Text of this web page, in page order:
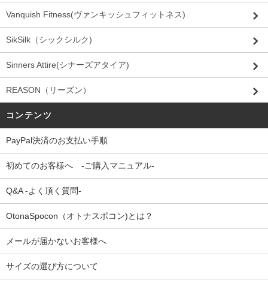
Vanquish Fitness(ヴァンキッシュフィットネス)
SikSilk（シックシルク)
Sinners Attire(シナーズアタイア)
REASON（リーズン）
コンテンツ
PayPal決済のお支払い手順
初めてのお客様へ -ご購入マニュアル-
Q&A -よく頂く質問-
OtonaSpocon（オトナスポコン)とは？
メールが届かないお客様へ
サイズの選び方について